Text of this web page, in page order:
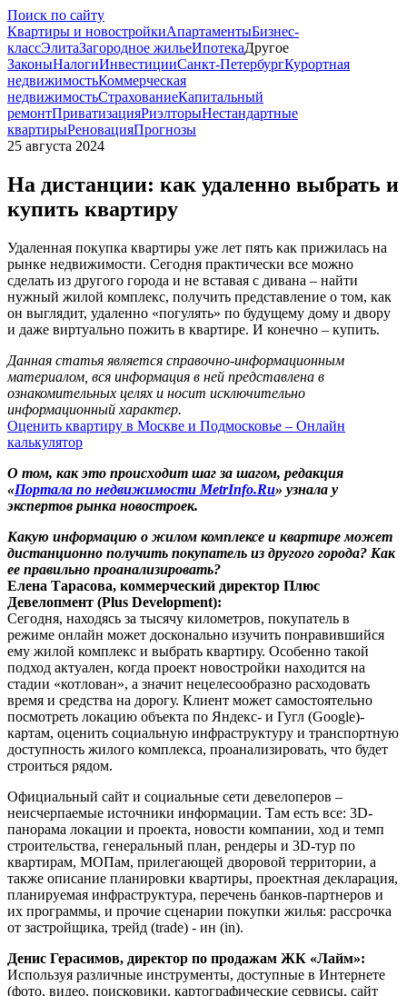
Поиск по сайту
Квартиры и новостройкиАпартаментыБизнес-
классЭлитаЗагородное жильеИпотекаДругое
ЗаконыНалогиИнвестицииСанкт-ПетербургКурортная
недвижимостьКоммерческая
недвижимостьСтрахованиеКапитальный
ремонтПриватизацияРиэлторыНестандартные
квартирыРеновацияПрогнозы
25 августа 2024
На дистанции: как удаленно выбрать и
купить квартиру
Удаленная покупка квартиры уже лет пять как прижилась на
рынке недвижимости. Сегодня практически все можно
сделать из другого города и не вставая с дивана – найти
нужный жилой комплекс, получить представление о том, как
он выглядит, удаленно «погулять» по будущему дому и двору
и даже виртуально пожить в квартире. И конечно – купить.
Данная статья является справочно-информационным
материалом, вся информация в ней представлена в
ознакомительных целях и носит исключительно
информационный характер.
Оценить квартиру в Москве и Подмосковье – Онлайн
калькулятор
О том, как это происходит шаг за шагом, редакция
«Портала по недвижимости MetrInfo.Ru» узнала у
экспертов рынка новостроек.
Какую информацию о жилом комплексе и квартире может
дистанционно получить покупатель из другого города? Как
ее правильно проанализировать?
Елена Тарасова, коммерческий директор Плюс
Девелопмент (Plus Development):
Сегодня, находясь за тысячу километров, покупатель в
режиме онлайн может досконально изучить понравившийся
ему жилой комплекс и выбрать квартиру. Особенно такой
подход актуален, когда проект новостройки находится на
стадии «котлован», а значит нецелесообразно расходовать
время и средства на дорогу. Клиент может самостоятельно
посмотреть локацию объекта по Яндекс- и Гугл (Google)-
картам, оценить социальную инфраструктуру и транспортную
доступность жилого комплекса, проанализировать, что будет
строиться рядом.
Официальный сайт и социальные сети девелоперов –
неисчерпаемые источники информации. Там есть все: 3D-
панорама локации и проекта, новости компании, ход и темп
строительства, генеральный план, рендеры и 3D-тур по
квартирам, МОПам, прилегающей дворовой территории, а
также описание планировки квартиры, проектная декларация,
планируемая инфраструктура, перечень банков-партнеров и
их программы, и прочие сценарии покупки жилья: рассрочка
от застройщика, трейд (trade) - ин (in).
Денис Герасимов, директор по продажам ЖК «Лайм»:
Используя различные инструменты, доступные в Интернете
(фото, видео, поисковики, картографические сервисы, сайт